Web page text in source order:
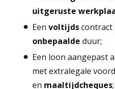
uitgeruste
Een voltijdscontract
onbepaalde duur;
Een loon aangepast
met extralegale
en maaltijdcheques;